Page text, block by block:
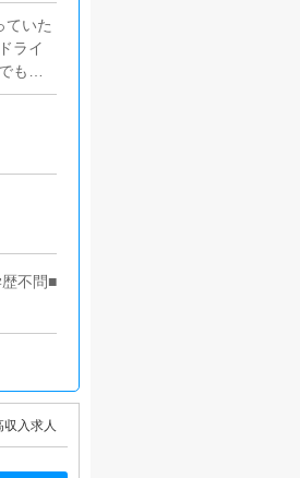
ていた
ライ
も安
って
も簡
不問■
入求人